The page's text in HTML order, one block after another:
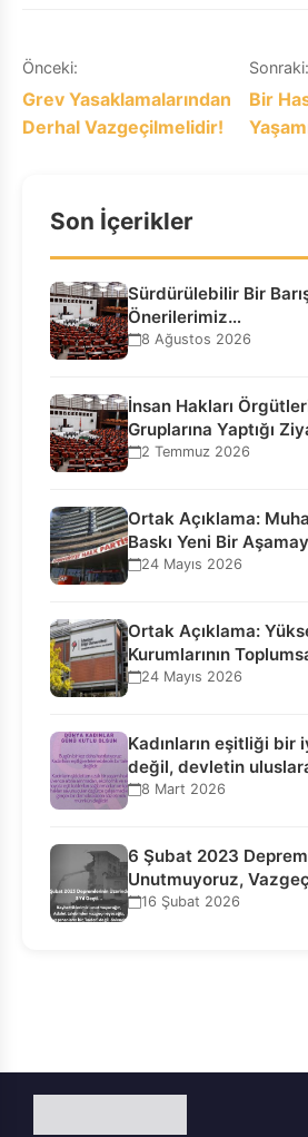
Yazı
gezinmesi
Önceki:
Grev Yasaklamalarından
Derhal Vazgeçilmelidir!
Sonraki:
Bir
Son İçerikler
Sürdürülebilir Bir
Önerilerimiz…
8 Ağustos 2026
İnsan Hakları
Gruplarına Yaptığı
Bilgilendirme…
2 Temmuz 2026
Ortak Açıklama:
Baskı Yeni Bir
Seçilmiş…
24 Mayıs 2026
Ortak Açıklama:
Kurumlarının
Kurucularının Ticari
24 Mayıs 2026
Kadınların eşitliği bir
değil, devletin
8 Mart 2026
6 Şubat 2023
Unutmuyoruz,
Sorulmasını İstiyoruz!
16 Şubat 2026